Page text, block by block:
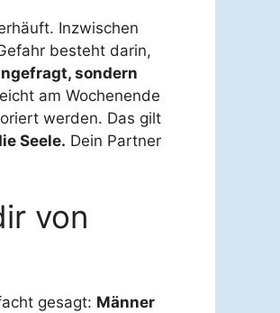
Inzwischen
besteht darin,
sondern
am Wochenende
werden. Das gilt
Seele. Dein Partner
von
gesagt: Männer